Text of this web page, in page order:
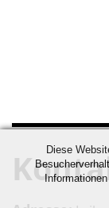
Diese